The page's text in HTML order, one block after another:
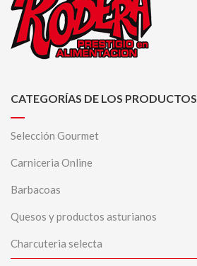
CATEGORÍAS DE LOS PRODUCTOS
Selección Gourmet
Carniceria Online
Barbacoas
Quesos y productos asturianos
Charcuteria selecta